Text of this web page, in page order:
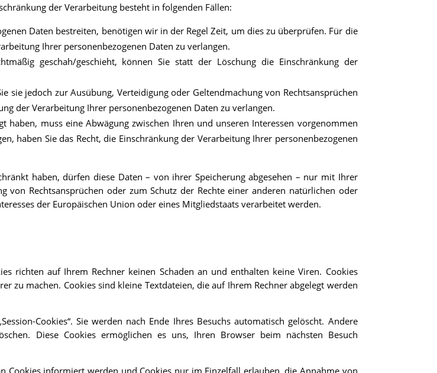
der Verarbeitung besteht in folgenden Fällen:
Daten bestreiten, benötigen wir in der Regel Zeit, um dies zu überprüfen. Für die
Ihrer personenbezogenen Daten zu verlangen.
geschah/geschieht, können Sie statt der Löschung die Einschränkung der
sie jedoch zur Ausübung, Verteidigung oder Geltendmachung von Rechtsansprüchen
der Verarbeitung Ihrer personenbezogenen Daten zu verlangen.
haben, muss eine Abwägung zwischen Ihren und unseren Interessen vorgenommen
haben Sie das Recht, die Einschränkung der Verarbeitung Ihrer personenbezogenen
haben, dürfen diese Daten – von ihrer Speicherung abgesehen – nur mit Ihrer
von Rechtsansprüchen oder zum Schutz der Rechte einer anderen natürlichen oder
der Europäischen Union oder eines Mitgliedstaats verarbeitet werden.
richten auf Ihrem Rechner keinen Schaden an und enthalten keine Viren. Cookies
zu machen. Cookies sind kleine Textdateien, die auf Ihrem Rechner abgelegt werden
Cookies“. Sie werden nach Ende Ihres Besuchs automatisch gelöscht. Andere
Diese Cookies ermöglichen es uns, Ihren Browser beim nächsten Besuch
Cookies informiert werden und Cookies nur im Einzelfall erlauben, die Annahme von